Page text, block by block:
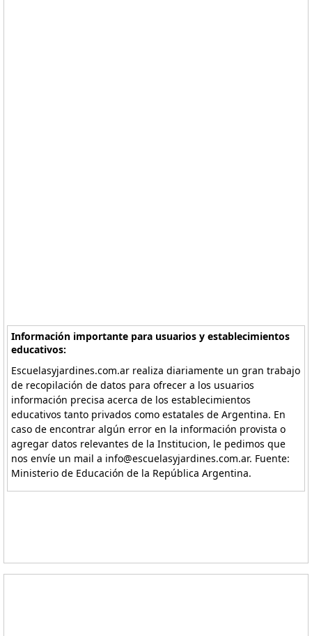
Información importante para usuarios y establecimientos
educativos:
Escuelasyjardines.com.ar realiza diariamente un gran trabajo
de recopilación de datos para ofrecer a los usuarios
información precisa acerca de los establecimientos
educativos tanto privados como estatales de Argentina. En
caso de encontrar algún error en la información provista o
agregar datos relevantes de la Institucion, le pedimos que
nos envíe un mail a info@escuelasyjardines.com.ar. Fuente:
Ministerio de Educación de la República Argentina.